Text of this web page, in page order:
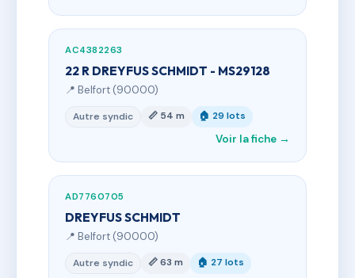
AC4382263
22 R DREYFUS SCHMIDT - MS29128
📍 Belfort (90000)
Autre syndic 📏 54 m 🏠 29 lots
Voir la fiche →
AD7760705
DREYFUS SCHMIDT
📍 Belfort (90000)
Autre syndic 📏 63 m 🏠 27 lots